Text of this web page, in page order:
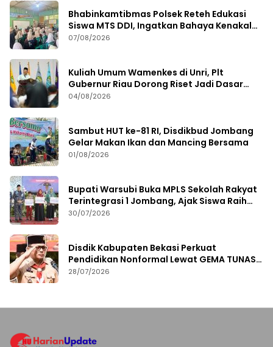
Bhabinkamtibmas Polsek Reteh Edukasi
Siswa MTS DDI, Ingatkan Bahaya Kenakalan
Remaja
07/08/2026
Kuliah Umum Wamenkes di Unri, Plt
Gubernur Riau Dorong Riset Jadi Dasar
Kebijakan Kesehatan
04/08/2026
Sambut HUT ke-81 RI, Disdikbud Jombang
Gelar Makan Ikan dan Mancing Bersama
01/08/2026
Bupati Warsubi Buka MPLS Sekolah Rakyat
Terintegrasi 1 Jombang, Ajak Siswa Raih
Prestasi
30/07/2026
Disdik Kabupaten Bekasi Perkuat
Pendidikan Nonformal Lewat GEMA TUNAS
2026
28/07/2026